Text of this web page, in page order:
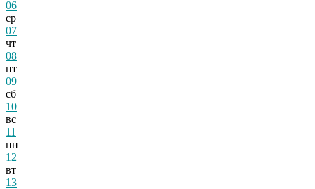
06
ср
07
чт
08
пт
09
сб
10
вс
11
пн
12
вт
13